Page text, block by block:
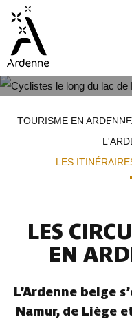
contenu
principal
d'ArianeTOURISME EN ARDENNE
LES
LES
EN
L’Ardenne belge
Namur, de Liège